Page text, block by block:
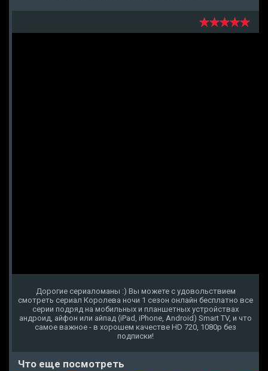
Дорогие сериаломаны :) Вы можете с удовольствием
смотреть сериал Королева ночи 1 сезон онлайн бесплатно все
серии подряд на мобильных и планшетных устройствах
андроид, айфон или айпад (iPad, iPhone, Android) Smart TV, и что
самое важное - в хорошем качестве HD 720, 1080p без
подписки!
Что еще посмотреть